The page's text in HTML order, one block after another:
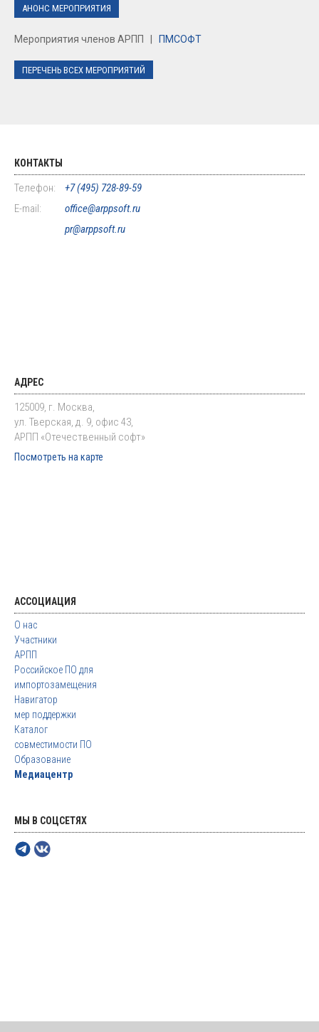
АНОНС МЕРОПРИЯТИЯ
Мероприятия членов АРПП | ПМСОФТ
ПЕРЕЧЕНЬ ВСЕХ МЕРОПРИЯТИЙ
КОНТАКТЫ
Телефон:
+7 (495) 728-89-59
E-mail:
office@arppsoft.ru
pr@arppsoft.ru
АДРЕС
125009, г. Москва,
ул. Тверская, д. 9, офис 43,
АРПП «Отечественный софт»
Посмотреть на карте
АССОЦИАЦИЯ
О нас
Участники
АРПП
Российское ПО для
импортозамещения
Навигатор
мер поддержки
Каталог
совместимости ПО
Образование
Медиацентр
МЫ В СОЦСЕТЯХ